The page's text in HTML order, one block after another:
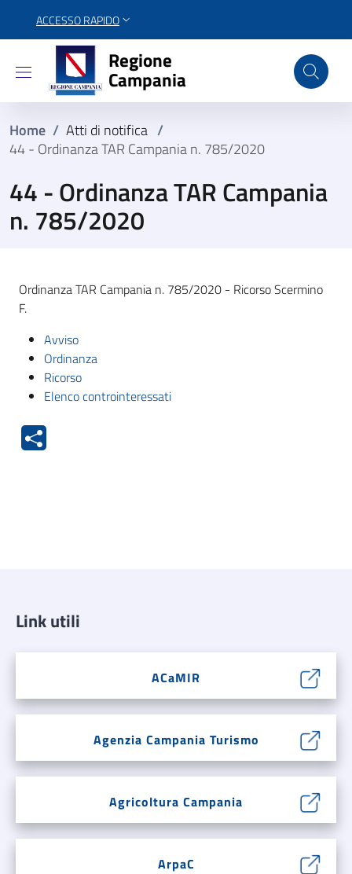
ACCESSO RAPIDO
Regione Campania
Regione
Campania
Home / Atti di notifica /
44 - Ordinanza TAR Campania n. 785/2020
44 - Ordinanza TAR Campania
n. 785/2020
Ordinanza TAR Campania n. 785/2020 - Ricorso Scermino
F.
Avviso
Ordinanza
Ricorso
Elenco controinteressati
Link utili
ACaMIR
Agenzia Campania Turismo
Agricoltura Campania
ArpaC